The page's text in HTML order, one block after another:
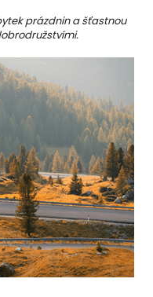
prázdnin a šťastnou